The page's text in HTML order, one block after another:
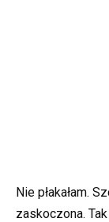
Nie płakałam.
zaskoczona.